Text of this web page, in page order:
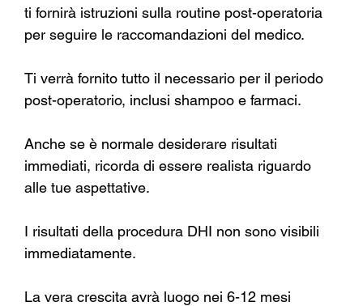
ti fornirà istruzioni sulla routine post-operatoria
per seguire le raccomandazioni del medico.
Ti verrà fornito tutto il necessario per il periodo
post-operatorio, inclusi shampoo e farmaci.
Anche se è normale desiderare risultati
immediati, ricorda di essere realista riguardo
alle tue aspettative.
I risultati della procedura DHI non sono visibili
immediatamente.
La vera crescita avrà luogo nei 6-12 mesi